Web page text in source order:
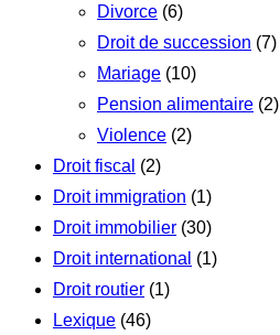
Divorce (6)
Droit de succession (7)
Mariage (10)
Pension alimentaire (2)
Violence (2)
Droit fiscal (2)
Droit immigration (1)
Droit immobilier (30)
Droit international (1)
Droit routier (1)
Lexique (46)